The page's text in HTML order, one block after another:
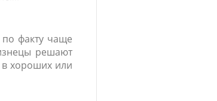
факту чаще
решают
в хороших или